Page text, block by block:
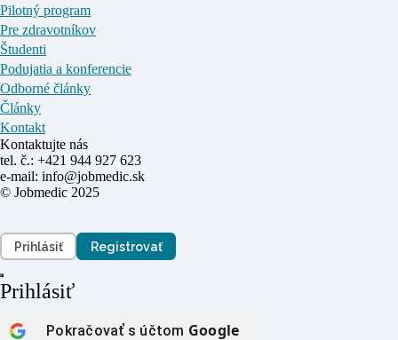
Pilotný program
Pre zdravotníkov
Študenti
Podujatia a konferencie
Odborné články
Články
Kontakt
Kontaktujte nás
tel. č.: +421 944 927 623
e-mail: info@jobmedic.sk
© Jobmedic 2025
Prihlásiť Registrovať
Prihlásiť
Pokračovať s účtom Google